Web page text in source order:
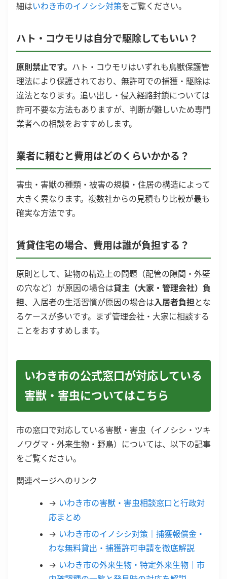
細はいわき市のイノシシ対策をご覧ください。
ハト・コウモリは自分で駆除してもいい？
原則禁止です。 ハト・コウモリはいずれも鳥獣保護管
理法により保護されており、無許可での捕獲・駆除は
違法となります。追い出し・侵入経路封鎖については
許可不要な方法もありますが、判断が難しいため専門
業者への相談をおすすめします。
業者に頼むと費用はどのくらいかかる？
害虫・害獣の種類・被害の規模・住居の構造によって
大きく異なります。複数社からの見積もり比較が最も
確実な方法です。
賃貸住宅の場合、費用は誰が負担する？
原則として、建物の構造上の問題（配管の隙間・外壁
の穴など）が原因の場合は貸主（大家・管理会社）負
担、入居者の生活習慣が原因の場合は入居者負担とな
るケースが多いです。まず管理会社・大家に相談する
ことをおすすめします。
いわき市の公式窓口が対応している
害獣・害虫についてはこちら
市の窓口で対応している害獣・害虫（イノシシ・ツキ
ノワグマ・外来生物・野鳥）については、以下の記事
をご覧ください。
関連ページへのリンク
→ いわき市の害獣・害虫相談窓口と行政対
応まとめ
→ いわき市のイノシシ対策｜捕獲報償金・
わな無料貸出・捕獲許可申請を徹底解説
→ いわき市の外来生物・特定外来生物｜市